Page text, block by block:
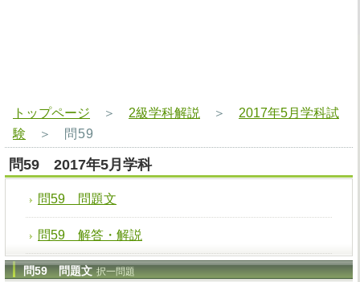
トップページ ＞ 2級学科解説 ＞ 2017年5月学科試
験 ＞ 問59
問59 2017年5月学科
問59 問題文
問59 解答・解説
問59 問題文 択一問題